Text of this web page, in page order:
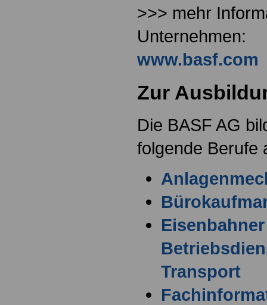
>>> mehr
Unternehmen:
www.basf.com
Zur
Die BASF AG
folgende Berufe
Transport